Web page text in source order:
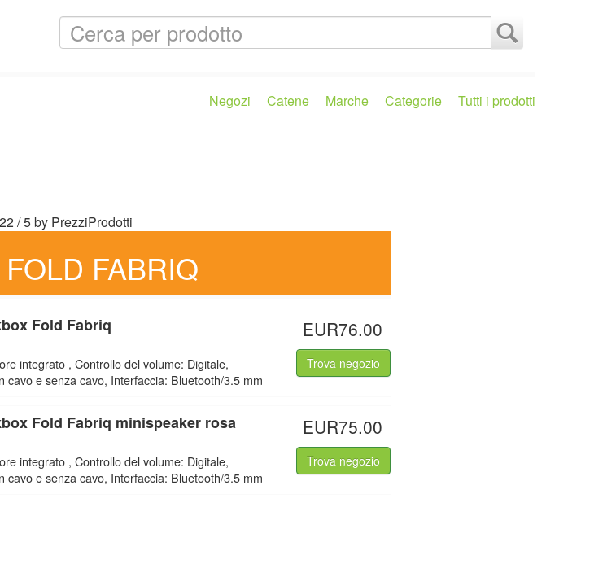
Negozi Catene Marche Categorie Tutti i prodotti
/5by PrezziProdotti
FABRIQ
Fold Fabriq
integrato , Controllo del volume: Digitale,
cavo e senza cavo, Interfaccia: Bluetooth/3.5 mm
EUR76.00
Trova negozio
Fold Fabriq minispeaker rosa
integrato , Controllo del volume: Digitale,
cavo e senza cavo, Interfaccia: Bluetooth/3.5 mm
EUR75.00
Trova negozio